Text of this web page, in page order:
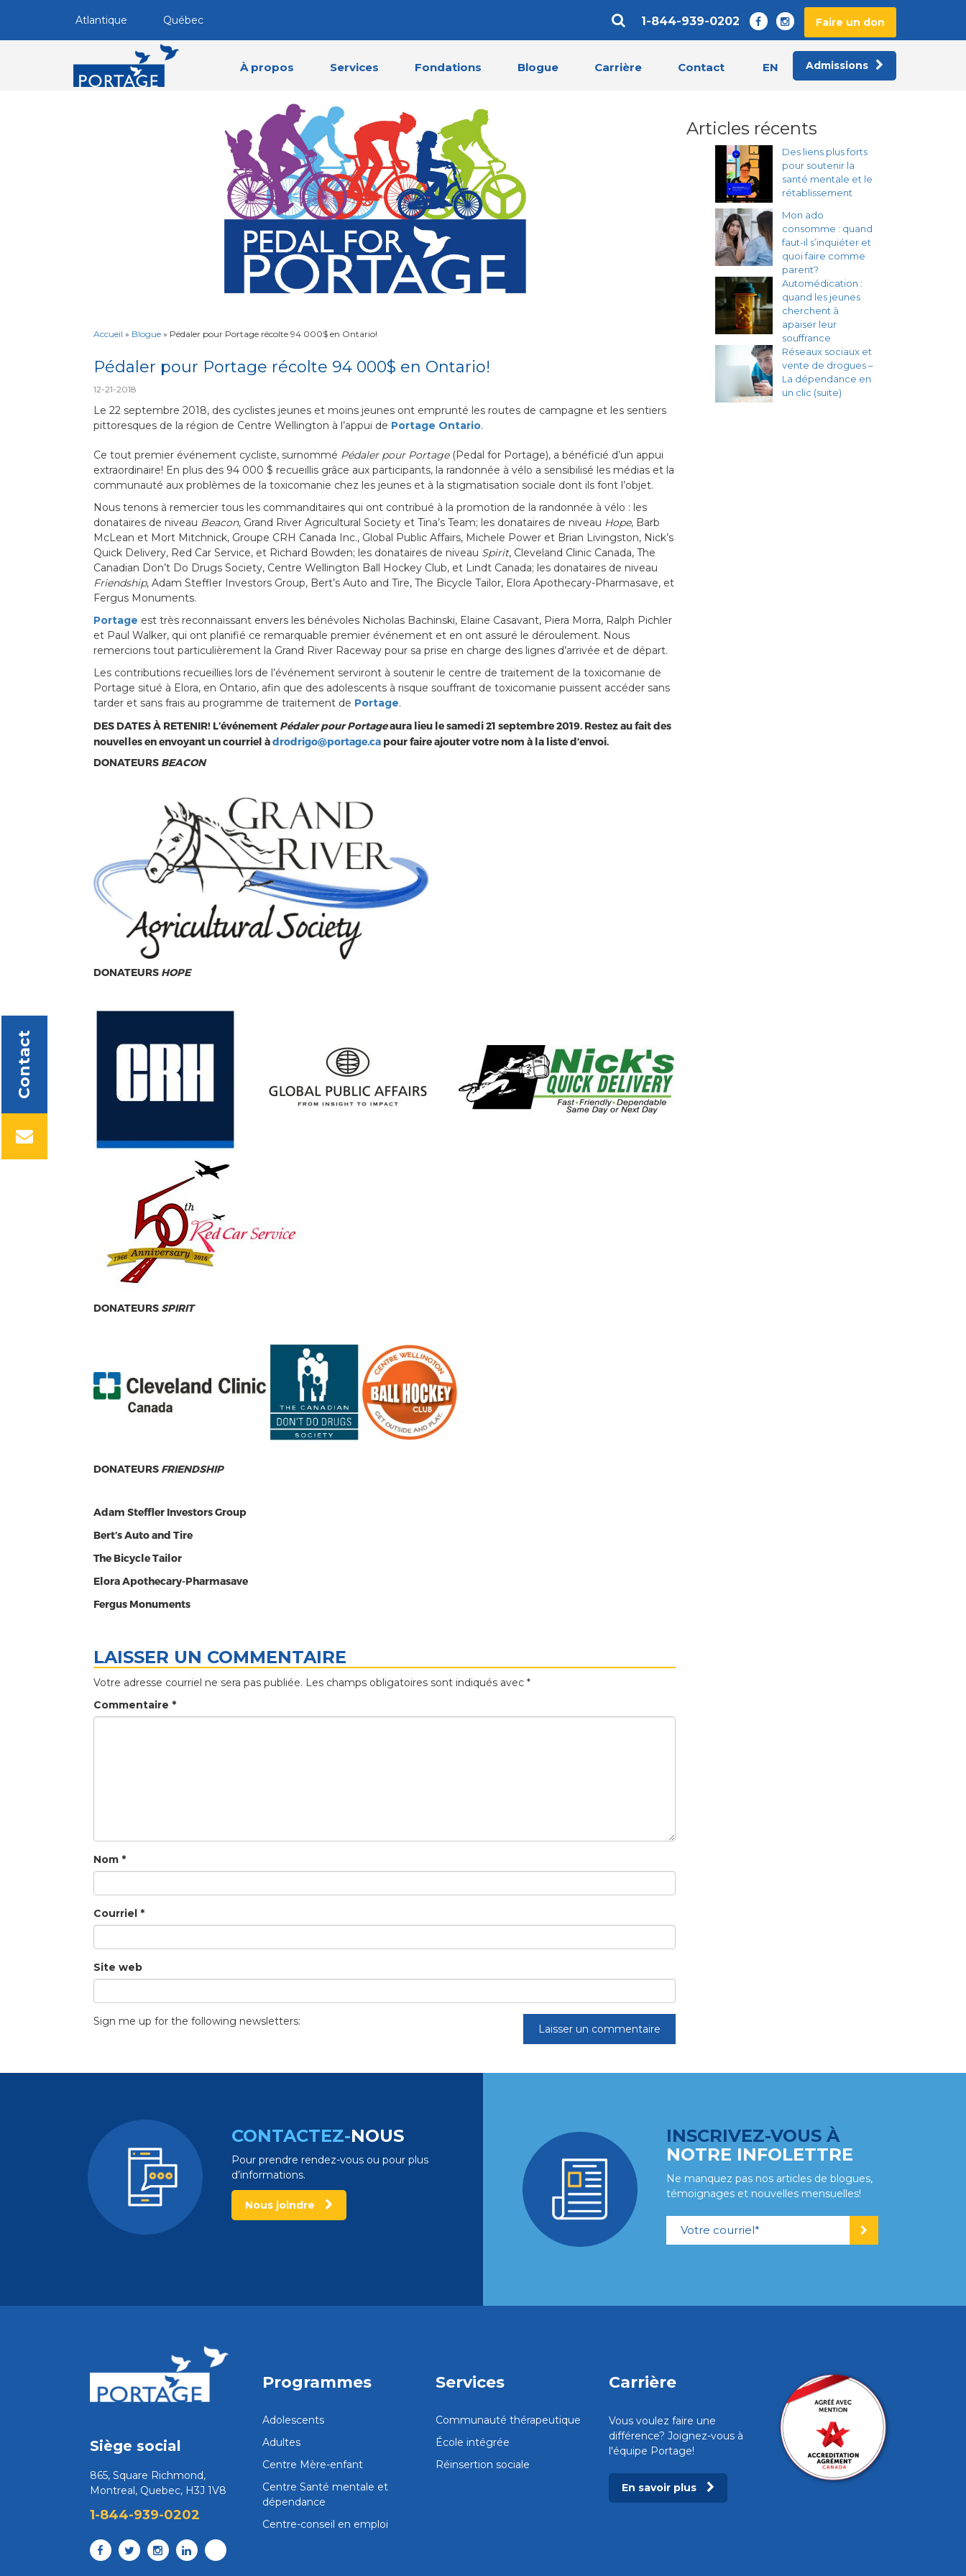
Atlantique Québec 1-844-939-0202 Faire un don
À propos Services Fondations Blogue Carrière Contact EN Admissions
Accueil » Blogue» Pédaler pour Portage récolte 94 000$ en Ontario!
Pédaler pour Portage récolte 94 000$ en Ontario!
12-21-2018
Le 22 septembre 2018, des cyclistes jeunes et moins jeunes ont emprunté les routes de campagne et les sentiers
pittoresques de la région de Centre Wellington à l’appui de Portage Ontario.
Ce tout premier événement cycliste, surnommé Pédaler pour Portage (Pedal for Portage), a bénéficié d’un appui
extraordinaire! En plus des 94 000 $ recueillis grâce aux participants, la randonnée à vélo a sensibilisé les médias et la
communauté aux problèmes de la toxicomanie chez les jeunes et à la stigmatisation sociale dont ils font l’objet.
Nous tenons à remercier tous les commanditaires qui ont contribué à la promotion de la randonnée à vélo : les
donataires de niveau Beacon, Grand River Agricultural Society et Tina’s Team; les donataires de niveau Hope, Barb
McLean et Mort Mitchnick, Groupe CRH Canada Inc., Global Public Affairs, Michele Power et Brian Livingston, Nick’s
Quick Delivery, Red Car Service, et Richard Bowden; les donataires de niveau Spirit, Cleveland Clinic Canada, The
Canadian Don’t Do Drugs Society, Centre Wellington Ball Hockey Club, et Lindt Canada; les donataires de niveau
Friendship, Adam Steffler Investors Group, Bert’s Auto and Tire, The Bicycle Tailor, Elora Apothecary-Pharmasave, et
Fergus Monuments.
Portage est très reconnaissant envers les bénévoles Nicholas Bachinski, Elaine Casavant, Piera Morra, Ralph Pichler
et Paul Walker, qui ont planifié ce remarquable premier événement et en ont assuré le déroulement. Nous
remercions tout particulièrement la Grand River Raceway pour sa prise en charge des lignes d’arrivée et de départ.
Les contributions recueillies lors de l’événement serviront à soutenir le centre de traitement de la toxicomanie de
Portage situé à Elora, en Ontario, afin que des adolescents à risque souffrant de toxicomanie puissent accéder sans
tarder et sans frais au programme de traitement de Portage.
DES DATES À RETENIR! L’événement Pédaler pour Portageaura lieu le samedi 21 septembre 2019. Restez au fait des
nouvelles en envoyant un courriel àdrodrigo@portage.capour faire ajouter votre nom à la liste d’envoi.
DONATEURS BEACON
DONATEURS HOPE
DONATEURSSPIRIT
DONATEURS FRIENDSHIP
Adam Steffler Investors Group
Bert’s Auto and Tire
The Bicycle Tailor
Elora Apothecary-Pharmasave
Fergus Monuments
LAISSER UN COMMENTAIRE
Votre adresse courriel ne sera pas publiée. Les champs obligatoires sont indiqués avec *
Commentaire *
Nom *
Courriel *
Site web
Sign me up for the following newsletters:
Articles récents
Des liens plus forts
pour soutenir la
santé mentale et le
rétablissement
Mon ado
consomme : quand
faut-il s’inquiéter et
quoi faire comme
parent?
Automédication :
quand les jeunes
cherchent à
apaiser leur
souffrance
Réseaux sociaux et
vente de drogues –
La dépendance en
un clic (suite)
Contact
CONTACTEZ-NOUS
Pour prendre rendez-vous ou pour plus
d’informations.
Nous joindre
INSCRIVEZ-VOUS À
NOTRE INFOLETTRE
Ne manquez pas nos articles de blogues,
témoignages et nouvelles mensuelles!
Siège social
865, Square Richmond,
Montreal, Quebec, H3J 1V8
1-844-939-0202
Programmes
Adolescents
Adultes
Centre Mère-enfant
Centre Santé mentale et
dépendance
Centre-conseil en emploi
Services
Communauté thérapeutique
École intégrée
Réinsertion sociale
Carrière
Vous voulez faire une
différence? Joignez-vous à
l'équipe Portage!
En savoir plus